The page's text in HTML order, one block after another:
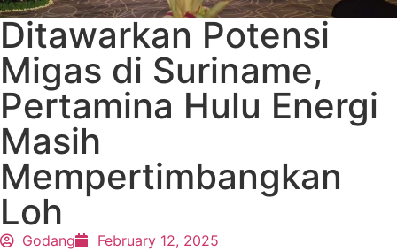
Ditawarkan Potensi
Migas di Suriname,
Pertamina Hulu Energi
Masih
Mempertimbangkan
Loh
Godang February 12, 2025